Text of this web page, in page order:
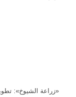
«زراعة الشيوخ»: